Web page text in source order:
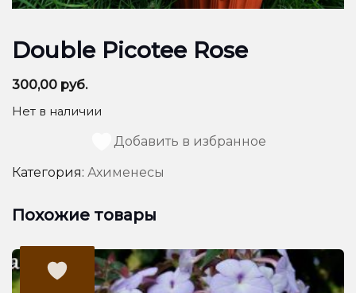
Double Picotee Rose
300,00 руб.
Нет в наличии
Добавить в избранное
Категория: Ахименесы
Похожие товары